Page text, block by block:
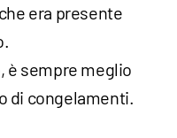
era presente
è sempre meglio
di congelamenti.